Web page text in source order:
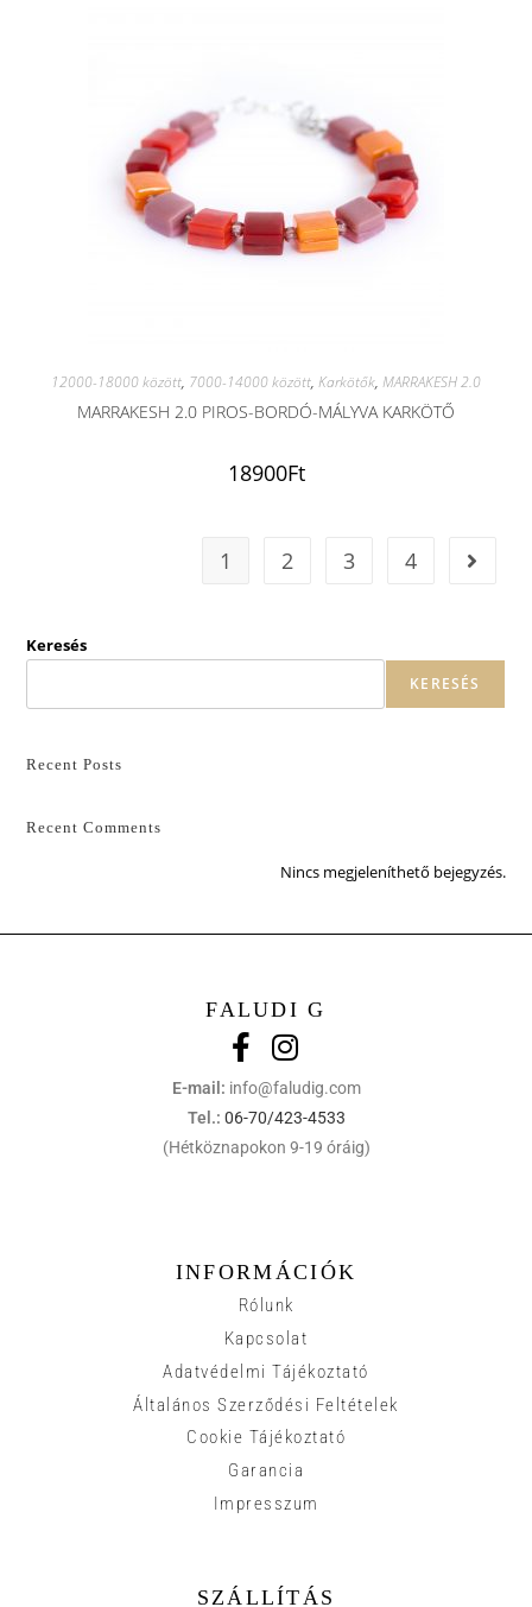
12000-18000 között, 7000-14000 között, Karkötők, MARRAKESH 2.0
MARRAKESH 2.0 PIROS-BORDÓ-MÁLYVA KARKÖTŐ
18900Ft
1 2 3 4
Keresés
KERESÉS
Recent Posts
Recent Comments
Nincs megjeleníthető bejegyzés.
FALUDI G
E-mail: info@faludig.com
Tel.: 06-70/423-4533
(Hétköznapokon 9-19 óráig)
INFORMÁCIÓK
Rólunk
Kapcsolat
Adatvédelmi Tájékoztató
Általános Szerződési Feltételek
Cookie Tájékoztató
Garancia
Impresszum
SZÁLLÍTÁS